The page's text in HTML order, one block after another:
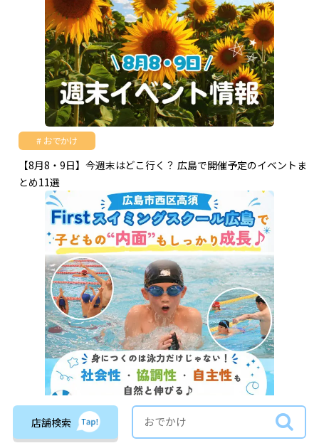
おでかけ
【8月8・9日】今週末はどこ行く？ 広島で開催予定のイベントま
とめ11選
教育・習い事
店舗検索